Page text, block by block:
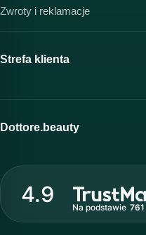
Zwroty i reklamacje
Strefa klienta
Moje konto
Program lojalnościowy
Strefa profesjonalisty
Dottore.beauty
O marce Dottore
Nasz zespół
Akademia i szkolenia
4.9
Na podstawie 761